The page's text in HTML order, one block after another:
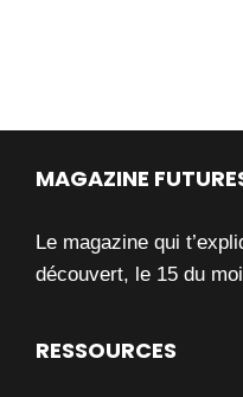
MAGAZINE
Le magazine qui
découvert, le 15 du
RESSOURCES